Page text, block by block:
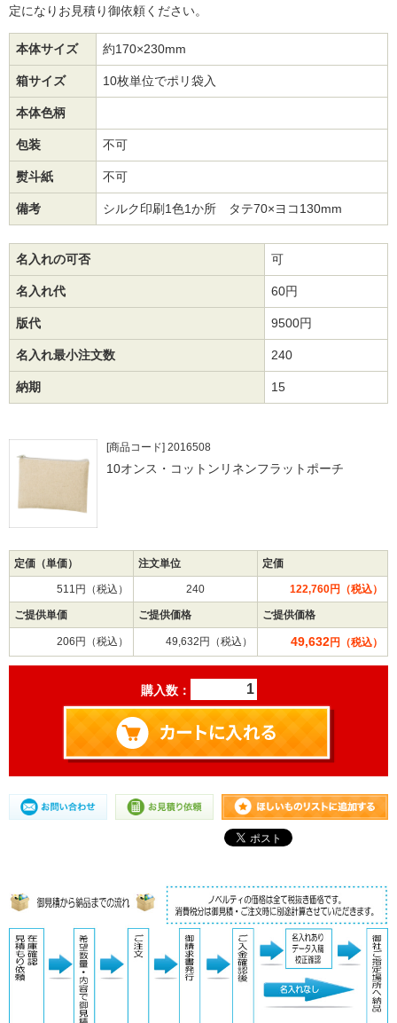
定になりお見積り御依頼ください。
本体サイズ 約170×230mm
箱サイズ 10枚単位でポリ袋入
本体色柄
包装 不可
熨斗紙 不可
備考 シルク印刷1色1か所 タテ70×ヨコ130mm
名入れの可否 可
名入れ代 60円
版代 9500円
名入れ最小注文数 240
納期 15
[商品コード] 2016508
10オンス・コットンリネンフラットポーチ
定価（単価） 注文単位 定価
511円（税込） 240 122,760円（税込）
ご提供単価 ご提供価格 ご提供価格
206円（税込） 49,632円（税込） 49,632円（税込）
購入数：